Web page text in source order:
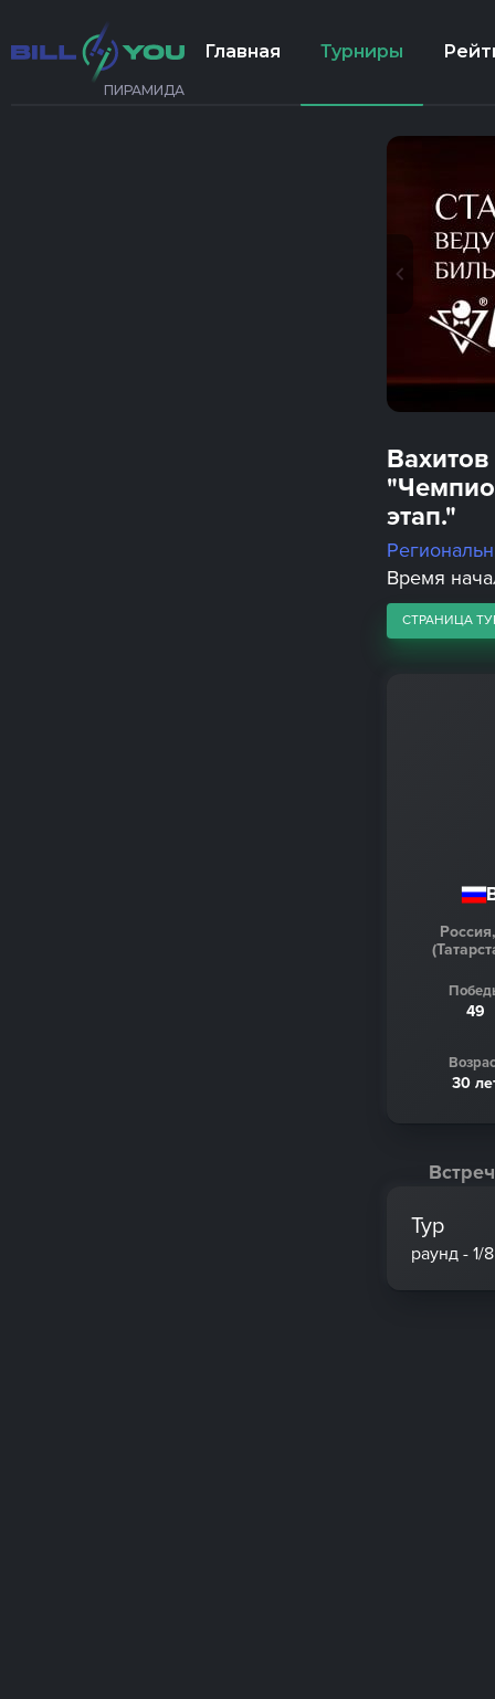
ПИРАМИДА
Главная Турниры
этап."
Время
СТРАНИЦА
49
30
Тур
раунд - 1/8